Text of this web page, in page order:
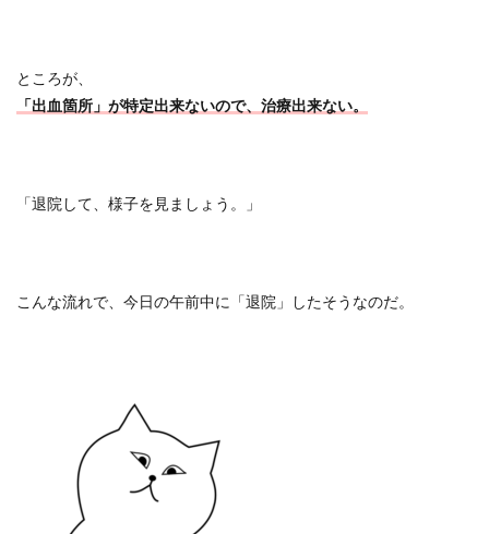
ところが、
「出血箇所」が特定出来ないので、治療出来ない。
「退院して、様子を見ましょう。」
こんな流れで、今日の午前中に「退院」したそうなのだ。